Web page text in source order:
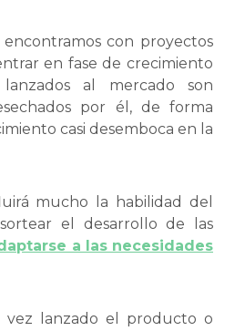
con proyectos
en fase de crecimiento
al mercado son
por él, de forma
casi desemboca en la
mucho la habilidad del
el desarrollo de las
a las necesidades
vez lanzado el producto o